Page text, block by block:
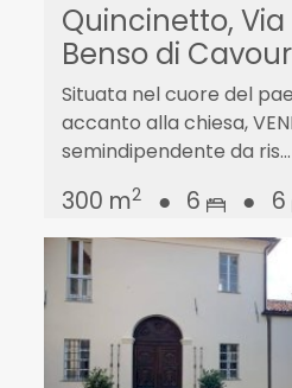
Quincinetto,
Benso di
Situata nel cuore del
accanto alla chiesa,
semindipendente da ris...
300 m2 ● 6 ● 6